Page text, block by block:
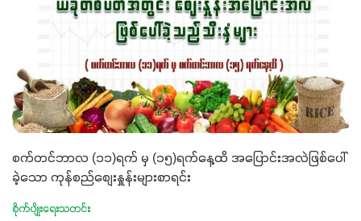
စက်တင်ဘာလ (၁၁)ရက် မှ (၁၅)ရက်နေ့ထိ အပြောင်းအလဲဖြစ်ပေါ်
ခဲ့သော ကုန်စည်စျေးနှူန်းများစာရင်း
စိုက်ပျိုးရေးသတင်း